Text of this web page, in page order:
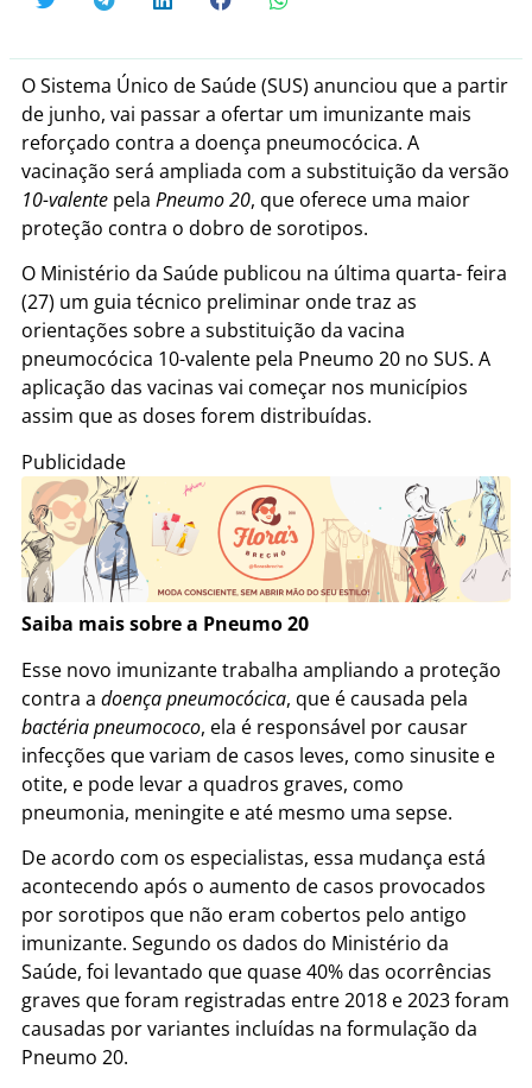
O Sistema Único de Saúde (SUS) anunciou que a partir
de junho, vai passar a ofertar um imunizante mais
reforçado contra a doença pneumocócica. A
vacinação será ampliada com a substituição da versão
10-valente pela Pneumo 20, que oferece uma maior
proteção contra o dobro de sorotipos.
O Ministério da Saúde publicou na última quarta- feira
(27) um guia técnico preliminar onde traz as
orientações sobre a substituição da vacina
pneumocócica 10-valente pela Pneumo 20 no SUS. A
aplicação das vacinas vai começar nos municípios
assim que as doses forem distribuídas.
Publicidade
Saiba mais sobre a Pneumo 20
Esse novo imunizante trabalha ampliando a proteção
contra a doença pneumocócica, que é causada pela
bactéria pneumococo, ela é responsável por causar
infecções que variam de casos leves, como sinusite e
otite, e pode levar a quadros graves, como
pneumonia, meningite e até mesmo uma sepse.
De acordo com os especialistas, essa mudança está
acontecendo após o aumento de casos provocados
por sorotipos que não eram cobertos pelo antigo
imunizante. Segundo os dados do Ministério da
Saúde, foi levantado que quase 40% das ocorrências
graves que foram registradas entre 2018 e 2023 foram
causadas por variantes incluídas na formulação da
Pneumo 20.